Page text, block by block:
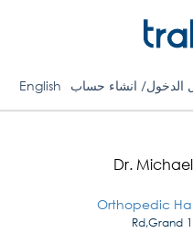
الدخول/ انشاء حساب English
Dr.
Orthopedic
627 25 1/2 Rd,Grand